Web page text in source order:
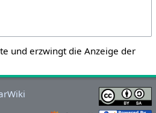
und erzwingt die Anzeige der